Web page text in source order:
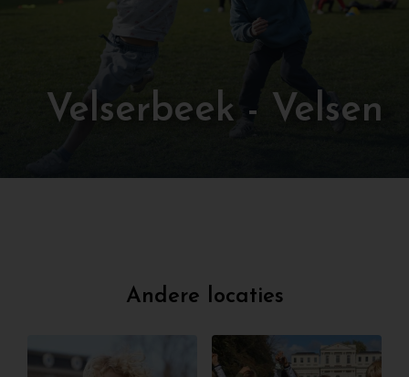
Velserbeek - Velsen
Andere locaties